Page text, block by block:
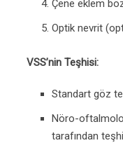
Çene eklem
Optik nevrit
VSS’nin Teşhisi:
Standart göz
Nöro-
tarafından